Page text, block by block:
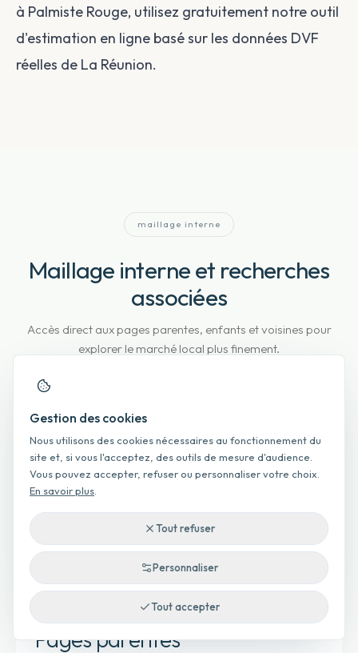
à Palmiste Rouge, utilisez gratuitement notre outil
d'estimation en ligne basé sur les données DVF
réelles de La Réunion.
maillage interne
Maillage interne et recherches
associées
Accès direct aux pages parentes, enfants et voisines pour
explorer le marché local plus finement.
Par type de bien
Prix terrain à Palmiste Rouge
Pages parentes
Gestion des cookies
Nous utilisons des cookies nécessaires au fonctionnement du
site et, si vous l'acceptez, des outils de mesure d'audience.
Vous pouvez accepter, refuser ou personnaliser votre choix.
En savoir plus
Tout refuser
Personnaliser
Tout accepter